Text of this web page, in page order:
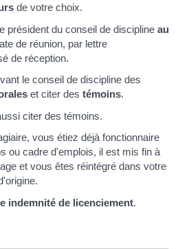
de votre choix.
président du conseil de discipline au
de réunion, par lettre
de réception.
le conseil de discipline des
et citer des témoins.
citer des témoins.
vous étiez déjà fonctionnaire
ou cadre d'emplois, il est mis fin à
et vous êtes réintégré dans votre
indemnité de licenciement.